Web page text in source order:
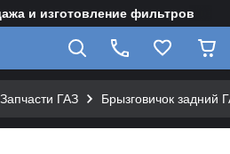
и изготовление фильтров
Запчасти ГАЗ Брызговичок